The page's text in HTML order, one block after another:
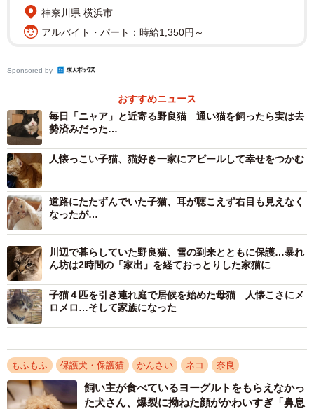
2006年8月7日、奈良県に住む竹中さんは、いつものように
平和な朝を迎えた。ご主人が仕事に行こうとして玄関のド
アを開けると、そこには猫がいた。
驚いたご主人の「猫がおる！」という声が聞こえて見に行
くと、確かに猫がいた。人が近寄っても逃げようとしな
い。竹中さんは、「どこかの飼い猫が迷い込んできたのか
もしれない」と一瞬思った。
「スリスリして甘えてくる人懐っこい猫だったのですが、
左目がしょぼしょぼしていて左右の眼の色が違い、何かお
かしかったんです。肋骨が浮いて見えるほどやせていて、
毛づやも悪く、やはり野良猫だなと思いました」。竹中さ
神奈川県 横浜市
アルバイト・パート：時給1,350円～
Sponsored by
おすすめニュース
毎日「ニャア」と近寄る野良猫 通い猫を飼ったら実は去
勢済みだった…
人懐っこい子猫、猫好き一家にアピールして幸せをつかむ
道路にたたずんでいた子猫、耳が聴こえず右目も見えなく
なったが…
川辺で暮らしていた野良猫、雪の到来とともに保護…暴れ
ん坊は2時間の「家出」を経ておっとりした家猫に
子猫４匹を引き連れ庭で居候を始めた母猫 人懐こさにメ
ロメロ…そして家族になった
もふもふ 保護犬・保護猫 かんさい ネコ 奈良
飼い主が食べているヨーグルトをもらえなかっ
た犬さん、爆裂に拗ねた顔がかわいすぎ「鼻息